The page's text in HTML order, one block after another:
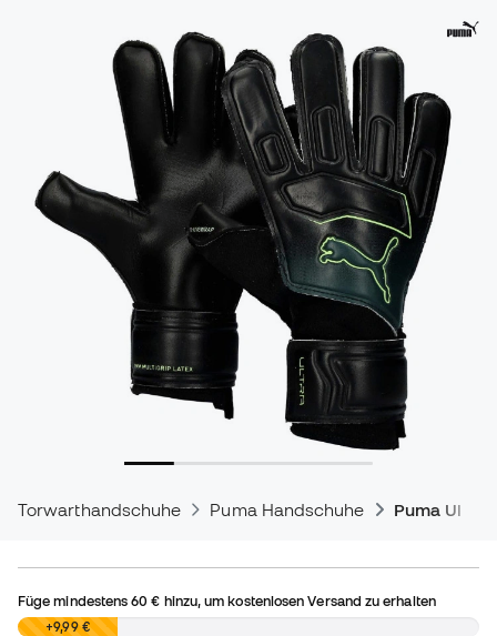
Torwarthandschuhe Puma Handschuhe Puma Ultra
Füge mindestens60 € hinzu, um kostenlosen Versand zu erhalten
0,00 €+9,99 €